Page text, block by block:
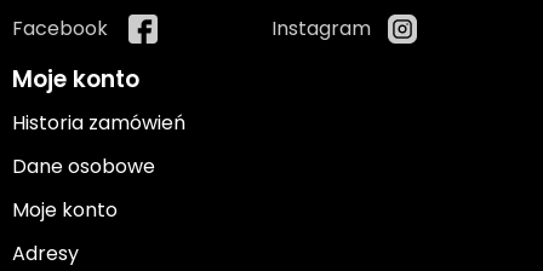
Facebook Instagram
Moje konto
Historia zamówień
Dane osobowe
Moje konto
Adresy